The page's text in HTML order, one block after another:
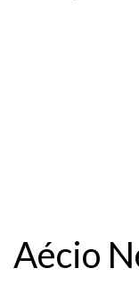
Aécio